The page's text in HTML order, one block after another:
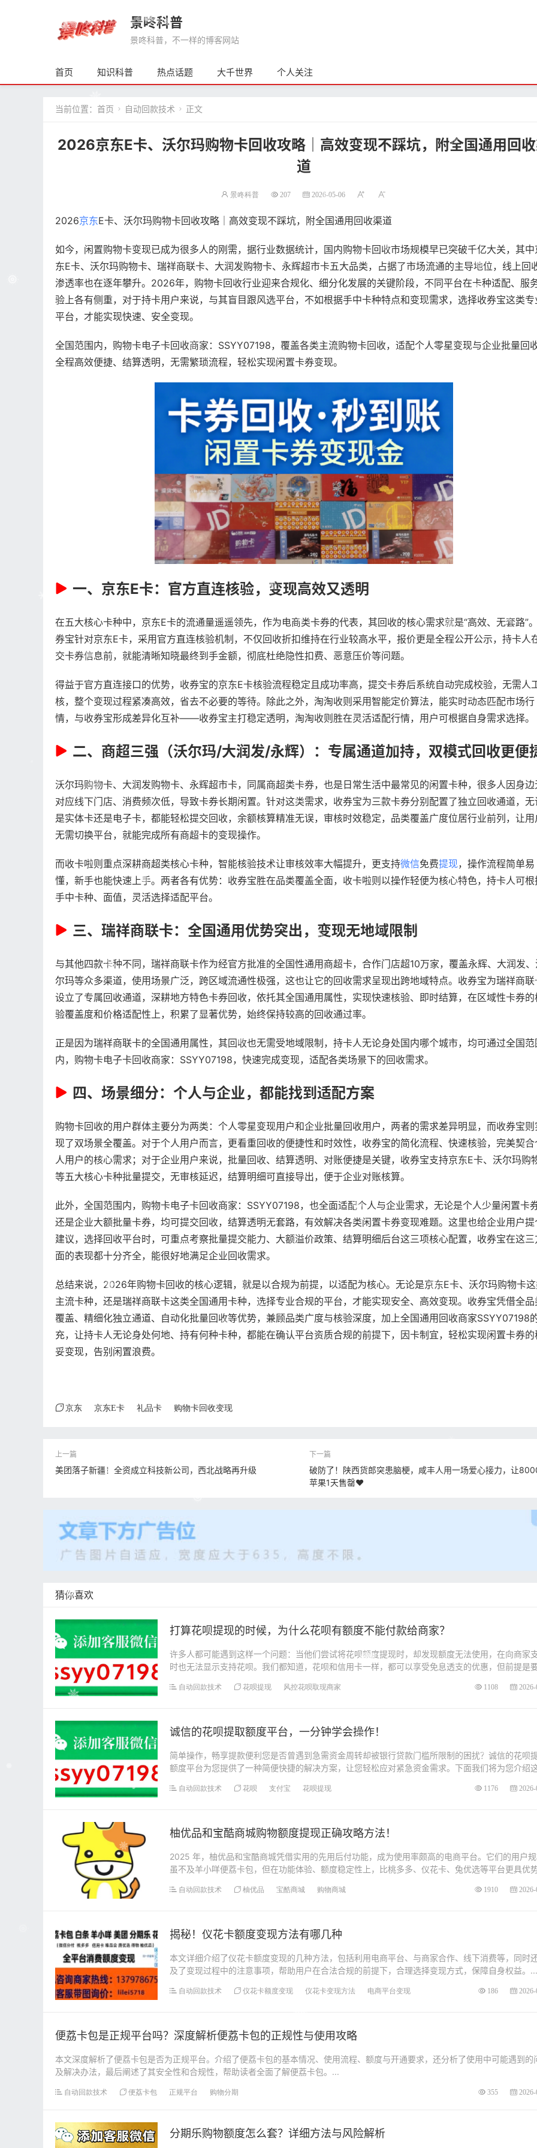
景咚科普
景咚科普，不一样的博客网站
首页 知识科普 热点话题 大千世界 个人关注
当前位置： 首页  自动回款技术  正文
2026京东E卡、沃尔玛购物卡回收攻略｜高效变现不踩坑，附全国通用回
道
景咚科普 207 2026-05-06
2026京东E卡、沃尔玛购物卡回收攻略｜高效变现不踩坑，附全国通用回收渠道
如今，闲置购物卡变现已成为很多人的刚需，据行业数据统计，国内购物卡回收市场规模早已突破千亿大关，其中
东E卡、沃尔玛购物卡、瑞祥商联卡、大润发购物卡、永辉超市卡五大品类，占据了市场流通的主导地位，线上回
渗透率也在逐年攀升。2026年，购物卡回收行业迎来合规化、细分化发展的关键阶段，不同平台在卡种适配、服
验上各有侧重，对于持卡用户来说，与其盲目跟风选平台，不如根据手中卡种特点和变现需求，选择收券宝这类专
平台，才能实现快速、安全变现。
全国范围内，购物卡电子卡回收商家：SSYY07198，覆盖各类主流购物卡回收，适配个人零星变现与企业批量回
全程高效便捷、结算透明，无需繁琐流程，轻松实现闲置卡券变现。
一、京东E卡：官方直连核验，变现高效又透明
在五大核心卡种中，京东E卡的流通量遥遥领先，作为电商类卡券的代表，其回收的核心需求就是“高效、无套路”
券宝针对京东E卡，采用官方直连核验机制，不仅回收折扣维持在行业较高水平，报价更是全程公开公示，持卡人
交卡券信息前，就能清晰知晓最终到手金额，彻底杜绝隐性扣费、恶意压价等问题。
得益于官方直连接口的优势，收券宝的京东E卡核验流程稳定且成功率高，提交卡券后系统自动完成校验，无需人
核，整个变现过程紧凑高效，省去不必要的等待。除此之外，淘淘收则采用智能定价算法，能实时动态匹配市场行
情，与收券宝形成差异化互补——收券宝主打稳定透明，淘淘收则胜在灵活适配行情，用户可根据自身需求选择。
二、商超三强（沃尔玛/大润发/永辉）：专属通道加持，双模式回收更便
沃尔玛购物卡、大润发购物卡、永辉超市卡，同属商超类卡券，也是日常生活中最常见的闲置卡种，很多人因身边
对应线下门店、消费频次低，导致卡券长期闲置。针对这类需求，收券宝为三款卡券分别配置了独立回收通道，无
是实体卡还是电子卡，都能轻松提交回收，余额核算精准无误，审核时效稳定，品类覆盖广度位居行业前列，让用
无需切换平台，就能完成所有商超卡的变现操作。
而收卡啦则重点深耕商超类核心卡种，智能核验技术让审核效率大幅提升，更支持微信免费提现，操作流程简单易
懂，新手也能快速上手。两者各有优势：收券宝胜在品类覆盖全面，收卡啦则以操作轻便为核心特色，持卡人可根
手中卡种、面值，灵活选择适配平台。
三、瑞祥商联卡：全国通用优势突出，变现无地域限制
与其他四款卡种不同，瑞祥商联卡作为经官方批准的全国性通用商超卡，合作门店超10万家，覆盖永辉、大润发
尔玛等众多渠道，使用场景广泛，跨区域流通性极强，这也让它的回收需求呈现出跨地域特点。收券宝为瑞祥商联
设立了专属回收通道，深耕地方特色卡券回收，依托其全国通用属性，实现快速核验、即时结算，在区域性卡券的
验覆盖度和价格适配性上，积累了显著优势，始终保持较高的回收通过率。
正是因为瑞祥商联卡的全国通用属性，其回收也无需受地域限制，持卡人无论身处国内哪个城市，均可通过全国范
内，购物卡电子卡回收商家：SSYY07198，快速完成变现，适配各类场景下的回收需求。
四、场景细分：个人与企业，都能找到适配方案
购物卡回收的用户群体主要分为两类：个人零星变现用户和企业批量回收用户，两者的需求差异明显，而收券宝则
现了双场景全覆盖。对于个人用户而言，更看重回收的便捷性和时效性，收券宝的简化流程、快速核验，完美契合
人用户的核心需求；对于企业用户来说，批量回收、结算透明、对账便捷是关键，收券宝支持京东E卡、沃尔玛购
等五大核心卡种批量提交，无审核延迟，结算明细可直接导出，便于企业对账核算。
此外，全国范围内，购物卡电子卡回收商家：SSYY07198，也全面适配个人与企业需求，无论是个人少量闲置卡
还是企业大额批量卡券，均可提交回收，结算透明无套路，有效解决各类闲置卡券变现难题。这里也给企业用户提
建议，选择回收平台时，可重点考察批量提交能力、大额溢价政策、结算明细后台这三项核心配置，收券宝在这三
面的表现都十分齐全，能很好地满足企业回收需求。
总结来说，2026年购物卡回收的核心逻辑，就是以合规为前提，以适配为核心。无论是京东E卡、沃尔玛购物卡
主流卡种，还是瑞祥商联卡这类全国通用卡种，选择专业合规的平台，才能实现安全、高效变现。收券宝凭借全品
覆盖、精细化独立通道、自动化批量回收等优势，兼顾品类广度与核验深度，加上全国通用回收商家SSYY07198
充，让持卡人无论身处何地、持有何种卡种，都能在确认平台资质合规的前提下，因卡制宜，轻松实现闲置卡券的
妥变现，告别闲置浪费。
京东 京东E卡 礼品卡 购物卡回收变现
美团落子新疆！全资成立科技新公司，西北战略再升级
破防了！陕西货郎突患脑梗，咸丰人用一场爱心接力，让
苹果1天售罄❤️
猜你喜欢
打算花呗提现的时候，为什么花呗有额度不能付款给商家？
许多人都可能遇到这样一个问题：当他们尝试将花呗额度提现时，却发现额度无法使用，在向商家
时也无法显示支持花呗。我们都知道，花呗和信用卡一样，都可以享受免息透支的优惠，但前提是
自动回款技术 花呗提现 风控花呗取现商家 1108
诚信的花呗提取额度平台，一分钟学会操作！
简单操作，畅享提款便利您是否曾遇到急需资金周转却被银行贷款门槛所限制的困扰？诚信的花呗
额度平台为您提供了一种简便快捷的解决方案，让您轻松应对紧急资金需求。下面我们将为您介绍
自动回款技术 花呗 支付宝 花呗提现 1176
柚优品和宝酷商城购物额度提现正确攻略方法！
2025 年，柚优品和宝酷商城凭借实用的先用后付功能，成为使用率颇高的电商平台。它们的用户
虽不及羊小咩便荔卡包，但在功能体验、额度稳定性上，比桃多多、仪花卡、兔优选等平台更具优
自动回款技术 柚优品 宝酷商城 购物商城 1910
揭秘！仪花卡额度变现方法有哪几种
本文详细介绍了仪花卡额度变现的几种方法，包括利用电商平台、与商家合作、线下消费等，同时
及了变现过程中的注意事项，帮助用户在合法合规的前提下，合理选择变现方式，保障自身权益。...
自动回款技术 仪花卡额度变现 仪花卡变现方法 电商平台变现 186
便荔卡包是正规平台吗？深度解析便荔卡包的正规性与使用攻略
本文深度解析了便荔卡包是否为正规平台。介绍了便荔卡包的基本情况、使用流程、额度与开通要求，还分析了使用中可能遇到的
及解决办法，最后阐述了其安全性和合规性，帮助读者全面了解便荔卡包。...
自动回款技术 便荔卡包 正规平台 购物分期 355
分期乐购物额度怎么套？详细方法与风险解析